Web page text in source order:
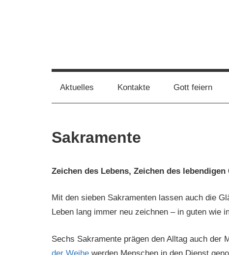
Pfarrgemeinde
St.
Selm
Aktuelles Kontakte Gott feiern
Sakramente
Zeichen des Lebens, Zeichen des
Mit den sieben Sakramenten lassen auch die
Leben lang immer neu zeichnen – in guten wie
Sechs Sakramente prägen den Alltag auch der
der Weihewerden Menschen in den Dienst